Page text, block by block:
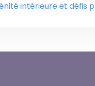
intérieure et défis